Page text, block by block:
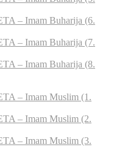
– Imam Buharija (6.
– Imam Buharija (7.
– Imam Buharija (8.
– Imam Muslim (1.
– Imam Muslim (2.
– Imam Muslim (3.